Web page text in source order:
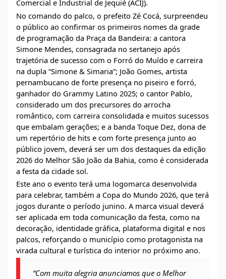
Comercial e Industrial de Jequié (ACIJ).
No comando do palco, o prefeito Zé Cocá, surpreendeu
o público ao confirmar os primeiros nomes da grade
de programação da Praça da Bandeira: a cantora
Simone Mendes, consagrada no sertanejo após
trajetória de sucesso com o Forró do Muído e carreira
na dupla “Simone & Simaria”; João Gomes, artista
pernambucano de forte presença no piseiro e forró,
ganhador do Grammy Latino 2025; o cantor Pablo,
considerado um dos precursores do arrocha
romântico, com carreira consolidada e muitos sucessos
que embalam gerações; e a banda Toque Dez, dona de
um repertório de hits e com forte presença junto ao
público jovem, deverá ser um dos destaques da edição
2026 do Melhor São João da Bahia, como é considerada
a festa da cidade sol.
Este ano o evento terá uma logomarca desenvolvida
para celebrar, também a Copa do Mundo 2026, que terá
jogos durante o período junino. A marca visual deverá
ser aplicada em toda comunicação da festa, como na
decoração, identidade gráfica, plataforma digital e nos
palcos, reforçando o município como protagonista na
virada cultural e turística do interior no próximo ano.
“Com muita alegria anunciamos que o Melhor